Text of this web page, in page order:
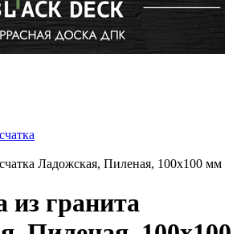
Ладожская, Пиленая, 100x100 мм
из гранита